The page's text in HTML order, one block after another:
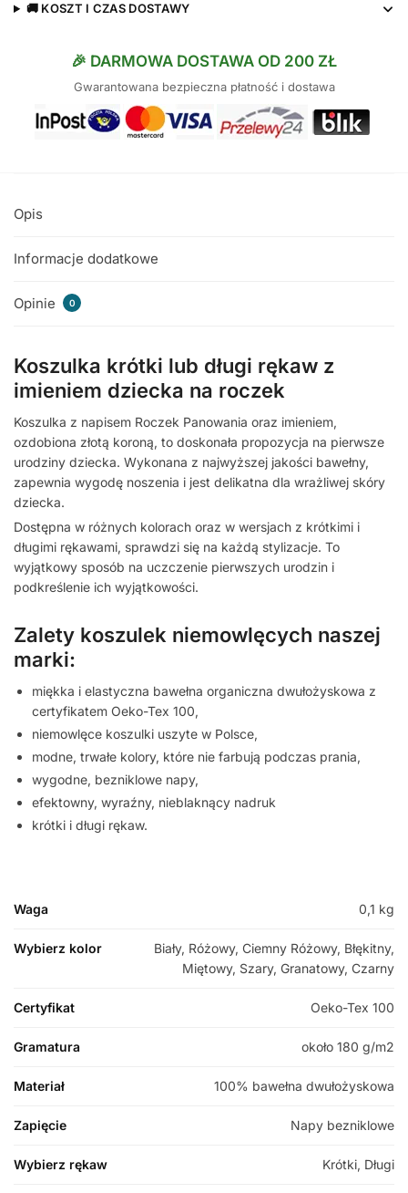
🚚 KOSZT I CZAS DOSTAWY
🎉 DARMOWA DOSTAWA OD 200 ZŁ
Gwarantowana bezpieczna płatność i dostawa
Opis
Informacje dodatkowe
Opinie 0
Koszulka krótki lub długi rękaw z
imieniem dziecka na roczek
Koszulka z napisem Roczek Panowania oraz imieniem,
ozdobiona złotą koroną, to doskonała propozycja na pierwsze
urodziny dziecka. Wykonana z najwyższej jakości bawełny,
zapewnia wygodę noszenia i jest delikatna dla wrażliwej skóry
dziecka.
Dostępna w różnych kolorach oraz w wersjach z krótkimi i
długimi rękawami, sprawdzi się na każdą stylizacje. To
wyjątkowy sposób na uczczenie pierwszych urodzin i
podkreślenie ich wyjątkowości.
Zalety koszulek niemowlęcych naszej
marki:
miękka i elastyczna bawełna organiczna dwułożyskowa z
certyfikatem Oeko-Tex 100,
niemowlęce koszulki uszyte w Polsce,
modne, trwałe kolory, które nie farbują podczas prania,
wygodne, bezniklowe napy,
efektowny, wyraźny, nieblaknący nadruk
krótki i długi rękaw.
Waga 0,1 kg
Wybierz kolor
Biały, Różowy, Ciemny Różowy, Błękitny,
Miętowy, Szary, Granatowy, Czarny
Certyfikat Oeko-Tex 100
Gramatura około 180 g/m2
Materiał 100% bawełna dwułożyskowa
Zapięcie Napy bezniklowe
Wybierz rękaw Krótki, Długi